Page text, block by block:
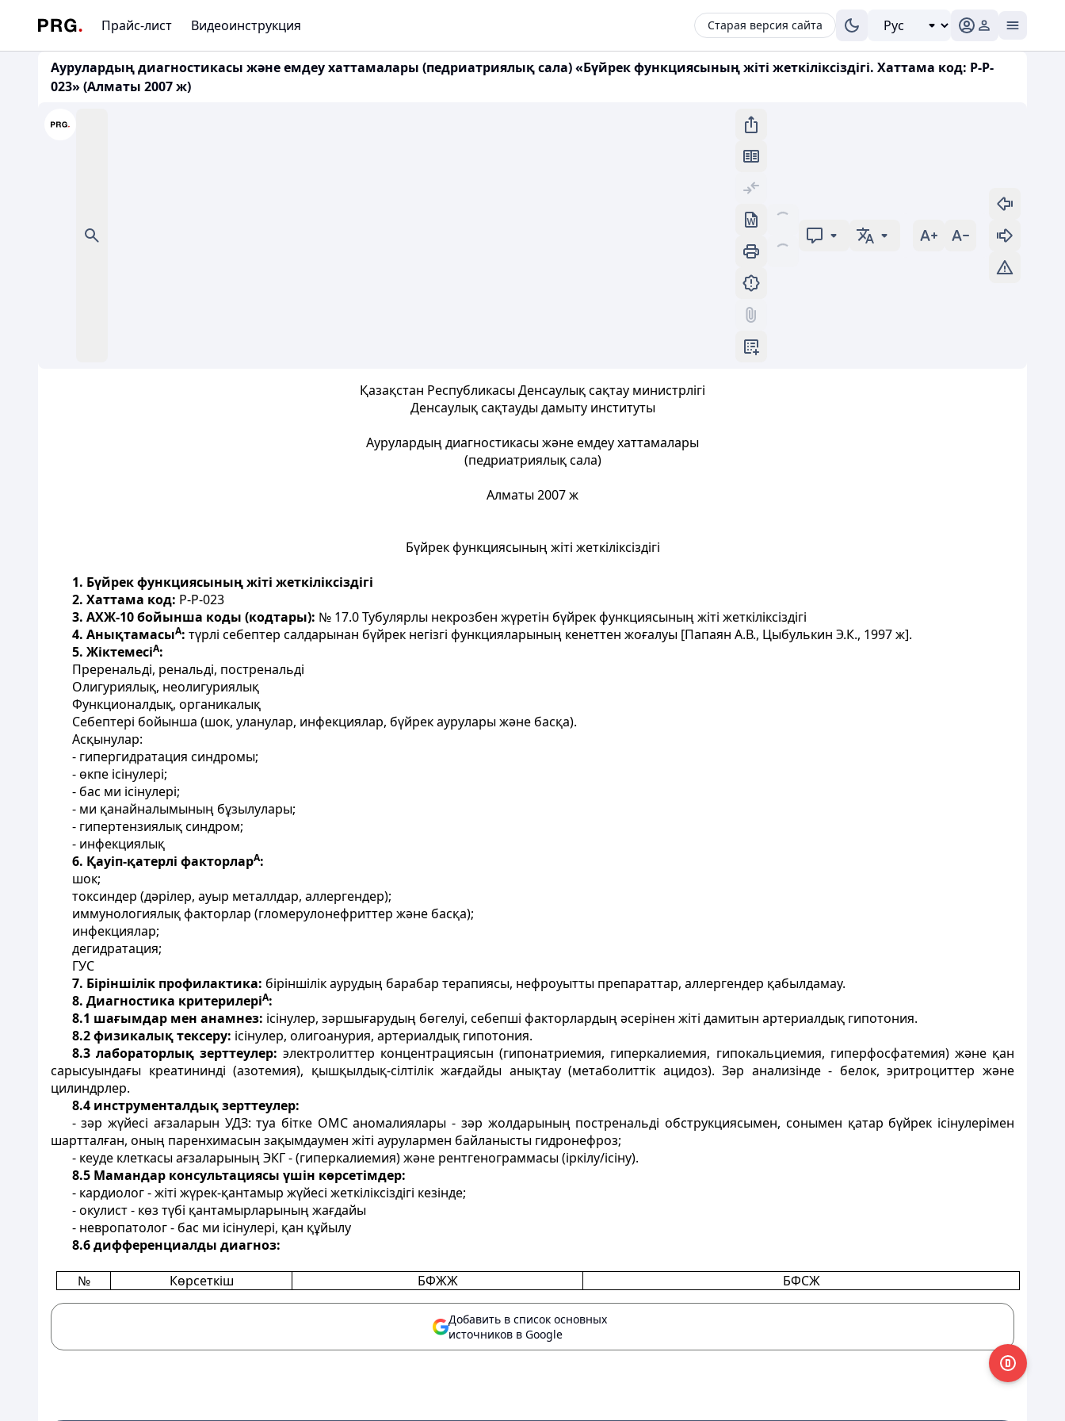
Прайс-лист Видеоинструкция Старая версия сайта
Аурулардың диагностикасы және емдеу хаттамалары (педриатриялық сала) «Бүйрек функциясының жіті жеткіліксіздігі. Хаттама код: P-P-
023» (Алматы 2007 ж)
Қазақстан Республикасы Денсаулық сақтау министрлігі
Денсаулық сақтауды дамыту институты
Аурулардың диагностикасы және емдеу хаттамалары
(педриатриялық сала)
Алматы 2007 ж
Бүйрек функциясының жіті жеткіліксіздігі
1. Бүйрек функциясының жіті жеткіліксіздігі
2. Хаттама код: P-P-023
3. АХЖ-10 бойынша коды (кодтары): № 17.0 Тубулярлы некрозбен жүретін бүйрек функциясының жіті жеткіліксіздігі
4. АнықтамасыА: түрлі себептер салдарынан бүйрек негізгі функцияларының кенеттен жоғалуы [Папаян А.В., Цыбулькин Э.К., 1997 ж].
5. ЖіктемесіА:
Преренальді, ренальді, постренальді
Олигуриялық, неолигуриялық
Функционалдық, органикалық
Себептері бойынша (шок, уланулар, инфекциялар, бүйрек аурулары және басқа).
Асқынулар:
- гипергидратация синдромы;
- өкпе ісінулері;
- бас ми ісінулері;
- ми қанайналымының бұзылулары;
- гипертензиялық синдром;
- инфекциялық
6. Қауіп-қатерлі факторларА:
шок;
токсиндер (дәрілер, ауыр металлдар, аллергендер);
иммунологиялық факторлар (гломерулонефриттер және басқа);
инфекциялар;
дегидратация;
ГУС
7. Біріншілік профилактика: біріншілік аурудың барабар терапиясы, нефроуытты препараттар, аллергендер қабылдамау.
8. Диагностика критерилеріА:
8.1 шағымдар мен анамнез: ісінулер, зәршығарудың бөгелуі, себепші факторлардың әсерінен жіті дамитын артериалдық гипотония.
8.2 физикалық тексеру: ісінулер, олигоанурия, артериалдық гипотония.
8.3 лабораторлық зерттеулер: электролиттер концентрациясын (гипонатриемия, гиперкалиемия, гипокальциемия, гиперфосфатемия) және қан
сарысуындағы креатининді (азотемия), қышқылдық-сілтілік жағдайды анықтау (метаболиттік ацидоз). Зәр анализінде - белок, эритроциттер және
цилиндрлер.
8.4 инструменталдық зерттеулер:
- зәр жүйесі ағзаларын УДЗ: туа бітке ОМС аномалиялары - зәр жолдарының постренальді обструкциясымен, сонымен қатар бүйрек ісінулерімен
шартталған, оның паренхимасын зақымдаумен жіті аурулармен байланысты гидронефроз;
- кеуде клеткасы ағзаларының ЭКГ - (гиперкалиемия) және рентгенограммасы (іркілу/ісіну).
8.5 Мамандар консультациясы үшін көрсетімдер:
- кардиолог - жіті жүрек-қантамыр жүйесі жеткіліксіздігі кезінде;
- окулист - көз түбі қантамырларының жағдайы
- невропатолог - бас ми ісінулері, қан құйылу
8.6 дифференциалды диагноз:
№ Көрсеткіш БФЖЖ БФСЖ
Добавить в список основных
источников в Google